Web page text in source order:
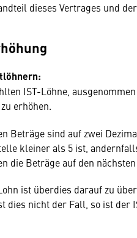
dieses Vertrages und
IST-Löhne,
erhöhen.
Beträge sind auf zwei
kleiner als 5 ist,
die Beträge auf den
ist überdies darauf zu
dies nicht der Fall, so ist der